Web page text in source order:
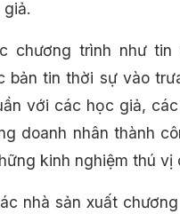
giả.
chương trình như tin
bản tin thời sự vào
với các học giả,
doanh nhân thành
kinh nghiệm thú
nhà sản xuất